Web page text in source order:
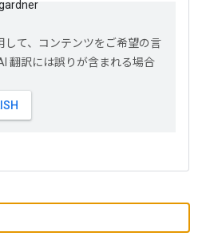
して、コンテンツをご希望の言
翻訳には誤りが含まれる場合